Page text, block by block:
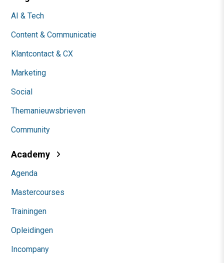
AI & Tech
Content & Communicatie
Klantcontact & CX
Marketing
Social
Themanieuwsbrieven
Community
Academy
Agenda
Mastercourses
Trainingen
Opleidingen
Incompany